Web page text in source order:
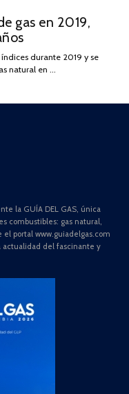
gas en 2019,
durante 2019 y se
natural en …
la GUÍA DEL GAS, única
combustibles: gas natural,
el portal www.guiadelgas.com
actualidad del fascinante y